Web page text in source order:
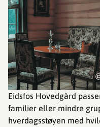
Eidsfos Hovedgård
familier eller mindre
hverdagsstøyen med